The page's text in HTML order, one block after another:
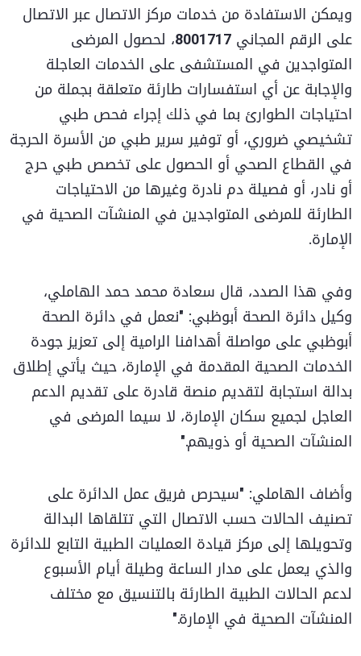
ويمكن الاستفادة من خدمات مركز الاتصال عبر الاتصال
على الرقم المجاني8001717، لحصول المرضى
المتواجدين في المستشفى على الخدمات العاجلة
والإجابة عن أي استفسارات طارئة متعلقة بجملة من
احتياجات الطوارئ بما في ذلك إجراء فحص طبي
تشخيصي ضروري، أو توفير سرير طبي من الأسرة الحرجة
في القطاع الصحي أو الحصول على تخصص طبي حرج
أو نادر، أو فصيلة دم نادرة وغيرها من الاحتياجات
الطارئة للمرضى المتواجدين في المنشآت الصحية في
الإمارة.
وفي هذا الصدد، قال سعادة محمد حمد الهاملي،
وكيل دائرة الصحة أبوظبي: "نعمل في دائرة الصحة
أبوظبي على مواصلة أهدافنا الرامية إلى تعزيز جودة
الخدمات الصحية المقدمة في الإمارة، حيث يأتي إطلاق
بدالة استجابة لتقديم منصة قادرة على تقديم الدعم
العاجل لجميع سكان الإمارة، لا سيما المرضى في
المنشآت الصحية أو ذويهم."
وأضاف الهاملي: "سيحرص فريق عمل الدائرة على
تصنيف الحالات حسب الاتصال التي تتلقاها البدالة
وتحويلها إلى مركز قيادة العمليات الطبية التابع للدائرة
والذي يعمل على مدار الساعة وطيلة أيام الأسبوع
لدعم الحالات الطبية الطارئة بالتنسيق مع مختلف
المنشآت الصحية في الإمارة."